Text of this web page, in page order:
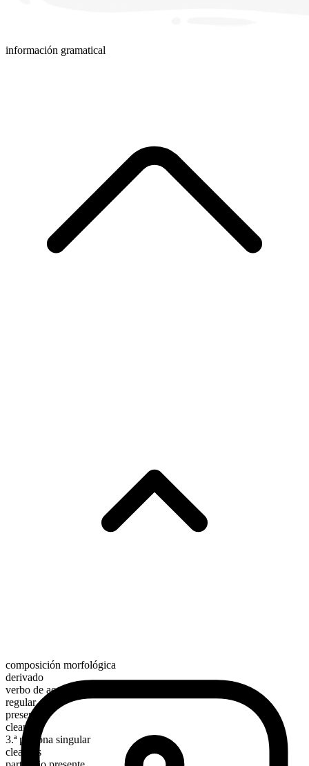
información gramatical
composición morfológica
derivado
verbo de acción
regular
presente
cleanse
3.ª persona singular
cleanses